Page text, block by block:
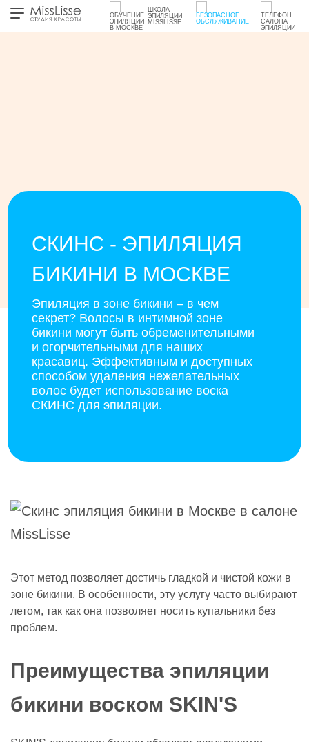
ШКОЛА
ЭПИЛЯЦИИ
MISSLISSE
СКИНС - ЭПИЛЯЦИЯ
БИКИНИ В МОСКВЕ
Эпиляция в зоне бикини – в чем
секрет? Волосы в интимной зоне
бикини могут быть обременительными
и огорчительными для наших
красавиц. Эффективным и доступных
способом удаления нежелательных
волос будет использование воска
СКИНС для эпиляции.
Этот метод позволяет достичь гладкой и чистой кожи в
зоне бикини. В особенности, эту услугу часто выбирают
летом, так как она позволяет носить купальники без
проблем.
Преимущества эпиляции
бикини воском SKIN'S